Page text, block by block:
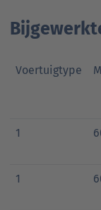
Voertuigtype
1
1